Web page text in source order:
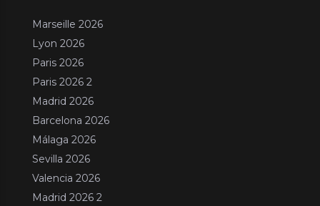
Marseille 2026
Lyon 2026
Paris 2026
Paris 2026 2
Madrid 2026
Barcelona 2026
Málaga 2026
Sevilla 2026
Valencia 2026
Madrid 2026 2